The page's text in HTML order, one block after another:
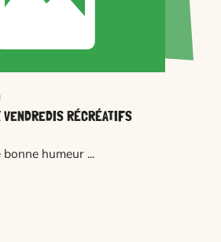
RÉCRÉATIFS
humeur ...